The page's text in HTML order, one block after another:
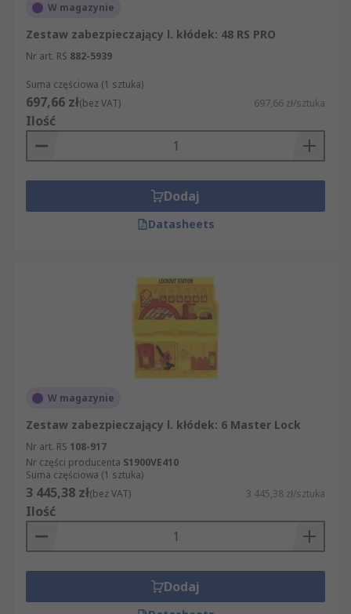
W magazynie
Zestaw zabezpieczający l. kłódek: 48 RS PRO
Nr art. RS 882-5939
Suma częściowa (1 sztuka)
697,66 zł(bez VAT) 697,66 zł/sztuka
Ilość
Dodaj
Datasheets
W magazynie
Zestaw zabezpieczający l. kłódek: 6 Master Lock
Nr art. RS 108-917
Nr części producenta S1900VE410
Suma częściowa (1 sztuka)
3 445,38 zł(bez VAT) 3 445,38 zł/sztuka
Ilość
Dodaj